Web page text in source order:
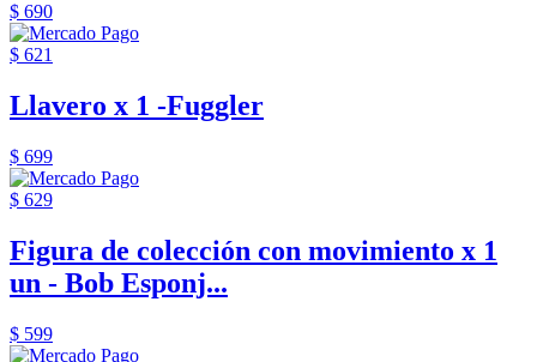
$ 690
$ 621
Llavero x 1 -Fuggler
$ 699
$ 629
Figura de colección con movimiento x 1
un - Bob Esponj...
$ 599